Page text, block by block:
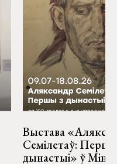
Выстава
Семілетаў:
дынастыі» ў